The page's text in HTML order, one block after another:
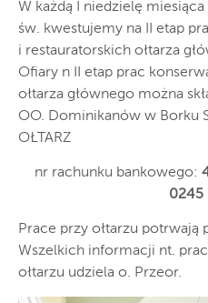
W każdą I niedzielę
św. kwestujemy na II etap
i restauratorskich ołtarza
Ofiary n II etap prac
ołtarza głównego można
OO. Dominikanów w Borku
OŁTARZ
nr rachunku bankowego:
0245
Prace przy ołtarzu potrwają
Wszelkich informacji nt.
ołtarzu udziela o. Przeor.